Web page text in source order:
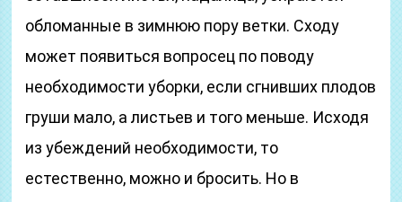
обломанные в зимнюю пору ветки. Сходу
может появиться вопросец по поводу
необходимости уборки, если сгнивших плодов
груши мало, а листьев и того меньше. Исходя
из убеждений необходимости, то
естественно, можно и бросить. Но в